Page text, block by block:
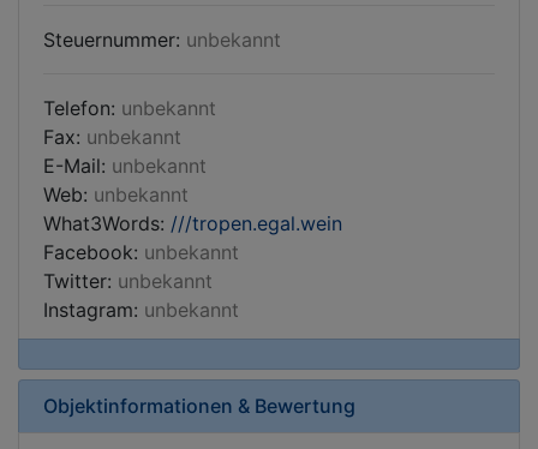
Steuernummer: unbekannt
Telefon: unbekannt
Fax: unbekannt
E-Mail: unbekannt
Web: unbekannt
What3Words: ///tropen.egal.wein
Facebook: unbekannt
Twitter: unbekannt
Instagram: unbekannt
Objektinformationen & Bewertung